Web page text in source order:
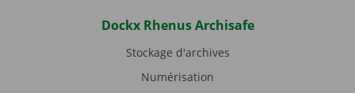
Dockx Rhenus Archisafe
Stockage d'archives
Numérisation